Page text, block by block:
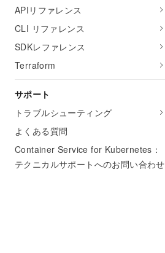
APIリファレンス
CLI リファレンス
SDKレファレンス
Terraform
サポート
トラブルシューティング
よくある質問
Container Service for Kubernetes：
テクニカルサポートへのお問い合わせ